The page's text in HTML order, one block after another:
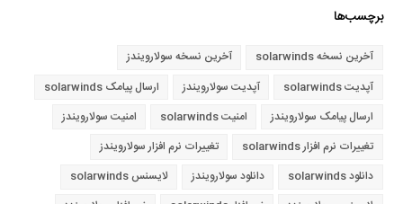
برچسب‌ها
آخرین نسخه solarwinds
آخرین نسخه سولارویندز
آپدیت solarwinds
آپدیت سولارویندز
ارسال پیامک solarwinds
ارسال پیامک سولارویندز
امنیت solarwinds
امنیت سولارویندز
تغییرات نرم افزار solarwinds
تغییرات نرم افزار سولارویندز
دانلود solarwinds
دانلود سولارویندز
لایسنس solarwinds